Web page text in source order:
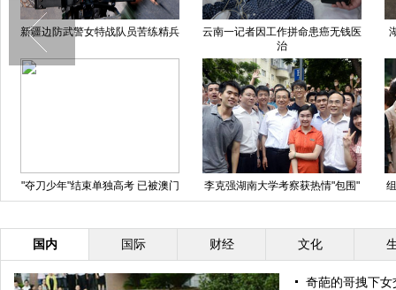
新疆边防武警女特战队员苦练精兵
云南一记者因工作拼命患癌无钱医
治
"夺刀少年"结束单独高考 已被澳门
大学录取
李克强湖南大学考察获热情"包围"
国内 国际 财经 文化
奇葩的哥拽下女